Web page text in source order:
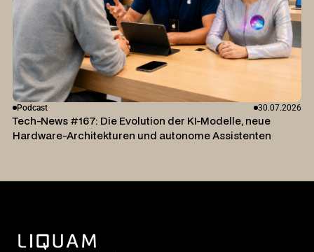
Podcast 30.07.2026
Tech-News #167: Die Evolution der KI-Modelle, neue
Hardware-Architekturen und autonome Assistenten